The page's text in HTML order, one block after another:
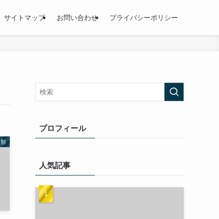
サイトマップ お問い合わせ プライバシーポリシー
プロフィール
人気記事